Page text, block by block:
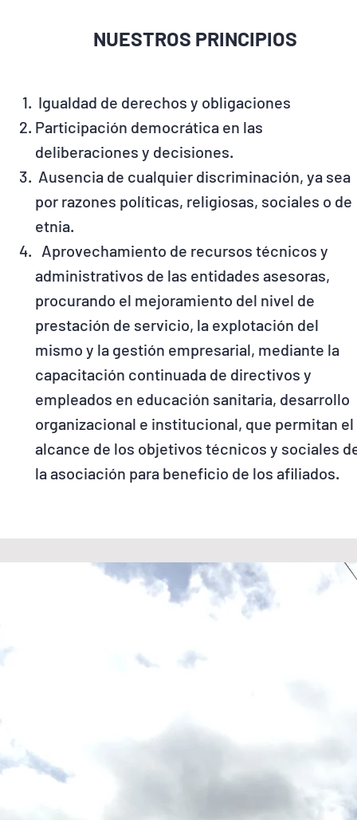
NUESTROS PRINCIPIOS
Igualdad de derechos y obligaciones
Participación democrática en las
deliberaciones y decisiones.
Ausencia de cualquier discriminación, ya sea
por razones políticas, religiosas, sociales o de
etnia.
Aprovechamiento de recursos técnicos y
administrativos de las entidades asesoras,
procurando el mejoramiento del nivel de
prestación de servicio, la explotación del
mismo y la gestión empresarial, mediante la
capacitación continuada de directivos y
empleados en educación sanitaria, desarrollo
organizacional e institucional, que permitan el
alcance de los objetivos técnicos y sociales
la asociación para beneficio de los afiliados.